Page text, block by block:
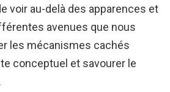
voir au-delà des apparences et
avenues que nous
les mécanismes cachés
conceptuel et savourer le